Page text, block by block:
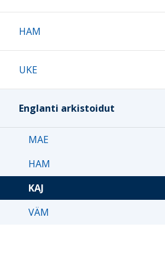
HAM
UKE
Englanti arkistoidut
MAE
HAM
KAJ
VÄM